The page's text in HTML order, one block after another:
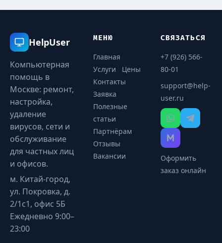
HelpUser
Компьютерная
помощь в
Москве: ремонт,
настройка,
удаление
вирусов, сети и
обслуживание
для частных лиц
и офисов.
м. Китай-город,
ул. Покровка, д.
2/1с1, офис 5Б
Ежедневно 9:00–
23:00
МЕНЮ
Главная
Услуги
Цены
Контакты
Заявка
Полезные
статьи
Партнёрам
Отзывы
Вакансии
СВЯЗАТЬСЯ
+7 (926) 566-
80-01
support@help-
user.ru
Оформить
заказ онлайн